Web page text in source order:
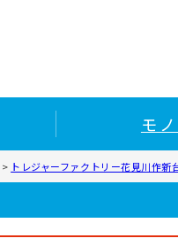
モ
> トレジャーファクトリー花見川作新